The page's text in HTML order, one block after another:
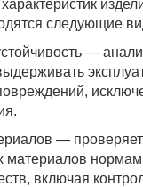
следующие
—
—
материалов
включая